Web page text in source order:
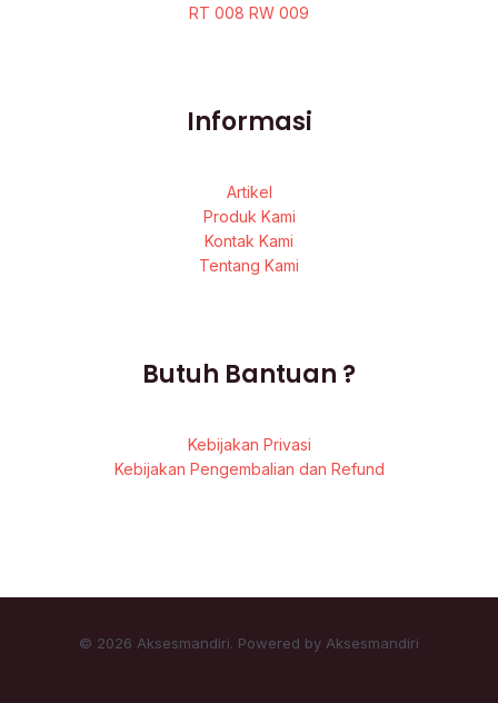
RT 008 RW 009
Informasi
Artikel
Produk Kami
Kontak Kami
Tentang Kami
Butuh Bantuan ?
Kebijakan Privasi
Kebijakan Pengembalian dan Refund
© 2026 Aksesmandiri. Powered by Aksesmandiri